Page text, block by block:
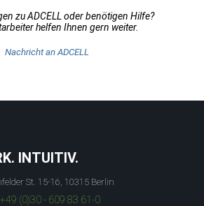
zu ADCELL oder benötigen Hilfe?
helfen Ihnen gern weiter.
Nachricht an ADCELL
INTUITIV.
St. 15-16, 10315 Berlin
+49 (0)30 - 609 83 61-0